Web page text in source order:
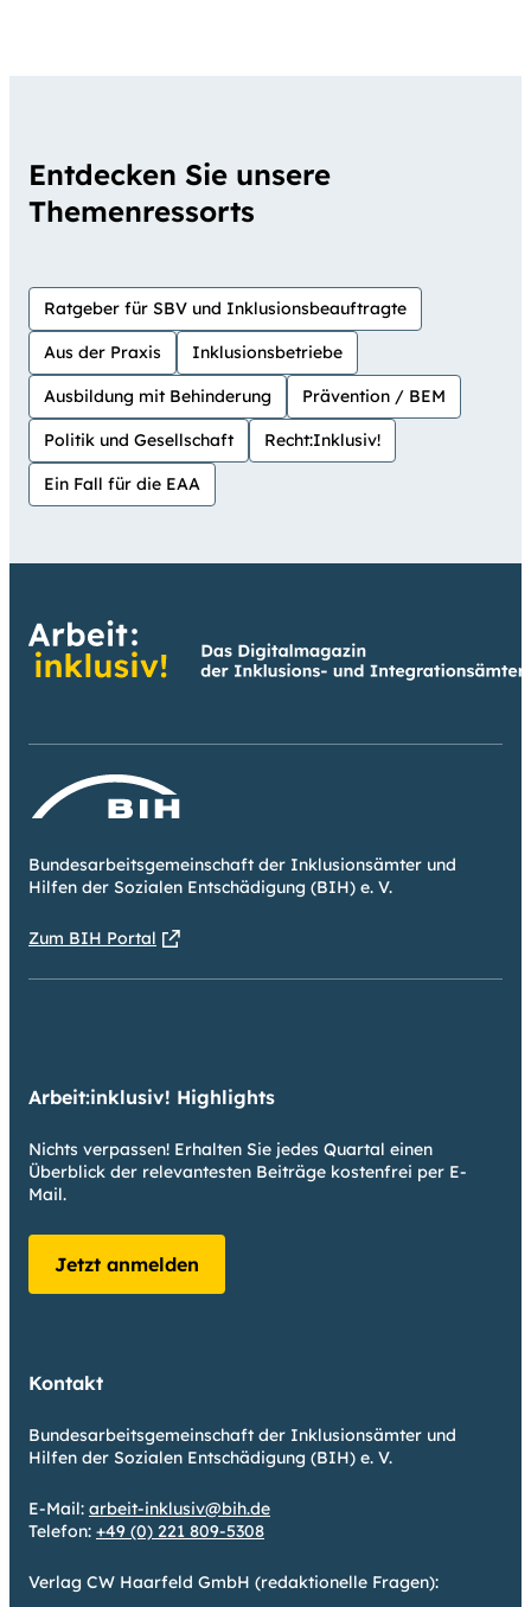
Entdecken Sie unsere
Themenressorts
Ratgeber für SBV und Inklusionsbeauftragte
Aus der Praxis Inklusionsbetriebe
Ausbildung mit Behinderung Prävention / BEM
Politik und Gesellschaft Recht:Inklusiv!
Ein Fall für die EAA
Bundesarbeitsgemeinschaft der Inklusionsämter und
Hilfen der Sozialen Entschädigung (BIH) e. V.
Zum BIH Portal
Arbeit:inklusiv! Highlights
Nichts verpassen! Erhalten Sie jedes Quartal einen
Überblick der relevantesten Beiträge kostenfrei per E-
Mail.
Jetzt anmelden
Kontakt
Bundesarbeitsgemeinschaft der Inklusionsämter und
Hilfen der Sozialen Entschädigung (BIH) e. V.
E-Mail: arbeit-inklusiv@bih.de
Telefon: +49 (0) 221 809-5308
Verlag CW Haarfeld GmbH (redaktionelle Fragen):